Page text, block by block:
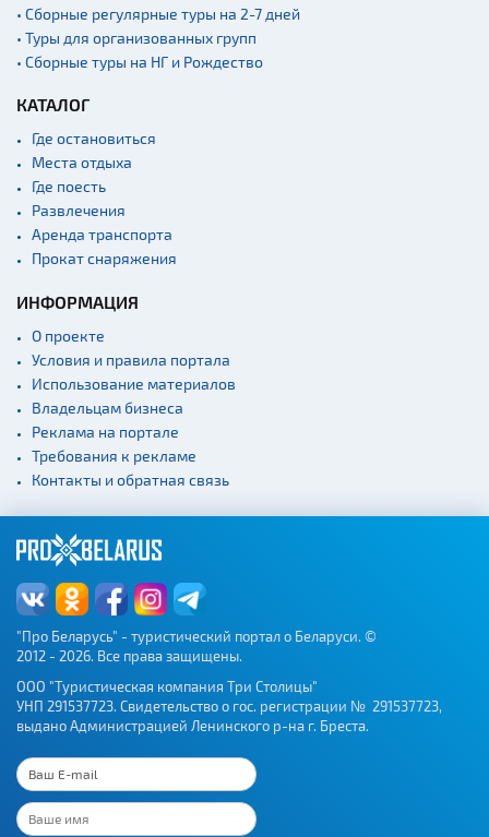
• Сборные регулярные туры на 2-7 дней
• Туры для организованных групп
• Сборные туры на НГ и Рождество
КАТАЛОГ
Где остановиться
Места отдыха
Где поесть
Развлечения
Аренда транспорта
Прокат снаряжения
ИНФОРМАЦИЯ
О проекте
Условия и правила портала
Использование материалов
Владельцам бизнеса
Реклама на портале
Требования к рекламе
Контакты и обратная связь
"Про Беларусь" - туристический портал о Беларуси. ©
2012 - 2026. Все права защищены.
ООО "Туристическая компания Три Столицы"
УНП 291537723. Свидетельство о гос. регистрации № 291537723,
выдано Администрацией Ленинского р-на г. Бреста.